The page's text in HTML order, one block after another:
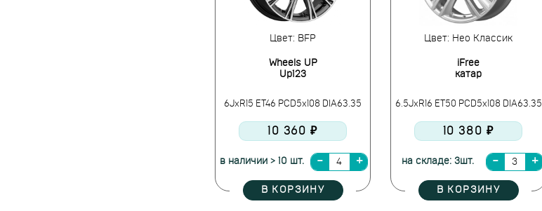
Цвет: BFP
Wheels UP
Up123
6JxR15 ET46 PCD5x108 DIA63.35
10 360 ₽
в наличии > 10 шт.
В КОРЗИНУ
Цвет: Нео Классик
iFree
катар
6.5JxR16 ET50 PCD5x108 DIA63.35
10 380 ₽
на складе: 3шт.
В КОРЗИНУ